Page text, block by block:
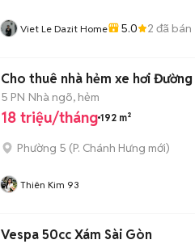
Viet Le Dazit Home 5.0 2 đã bán
Cho thuê nhà hẻm xe hơi
5 PN Nhà ngõ, hẻm
18 triệu/tháng 192 m²
Phường 5 (P. Chánh Hưng mới)
Thiên Kim 93
Vespa 50cc Xám Sài Gòn